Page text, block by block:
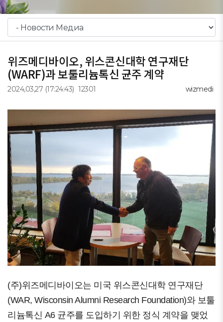
위즈메디바이오, 위스콘신대학 연구재단
(WARF)과 보툴리늄톡신 균주 계약
wizmedi
2024,03,27 (17:24:43) 12301
(주)위즈메디바이오는 미국 위스콘신대학 연구재단
(WAR, Wisconsin Alumni Research Foundation)와 보툴
리늄톡신 A6 균주를 도입하기 위한 정식 계약을 맺었